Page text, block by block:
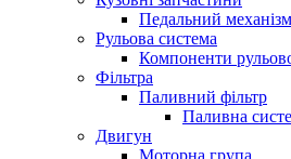
Педальний механізм
Рульова система
Компоненти
Фільтра
Паливний фільтр
Паливна
Двигун
Моторна група